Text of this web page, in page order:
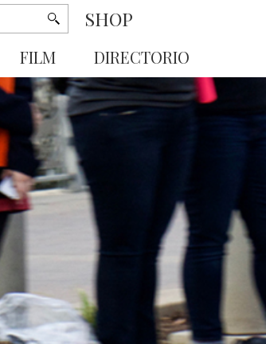
SHOP
FILM DIRECTORIO